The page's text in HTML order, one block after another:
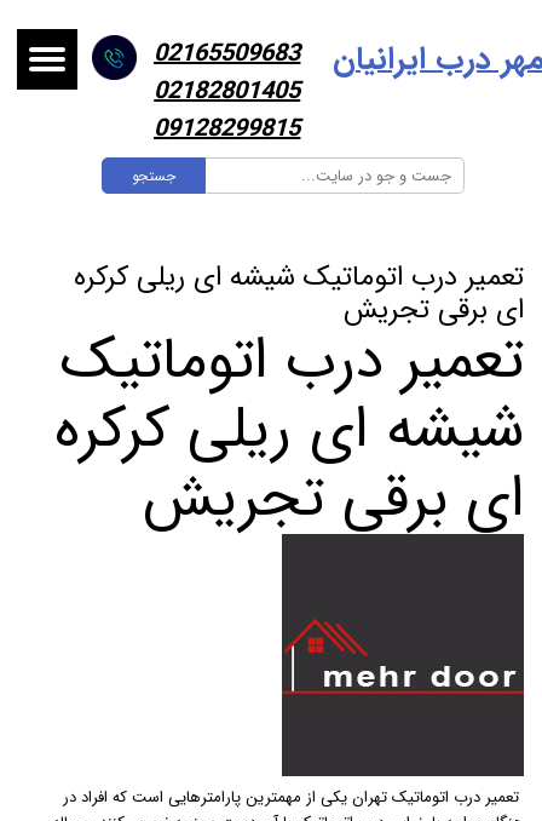
جستجو
درب ایرانیان
02165509683
02182801405
09128299815
تعمیر درب اتوماتیک شیشه ای ریلی کرکره
ای برقی تجریش
تعمیر درب اتوماتیک
شیشه ای ریلی کرکره
ای برقی تجریش
تعمیر درب اتوماتیک تهران یکی از مهمترین پارامترهایی است که افراد در